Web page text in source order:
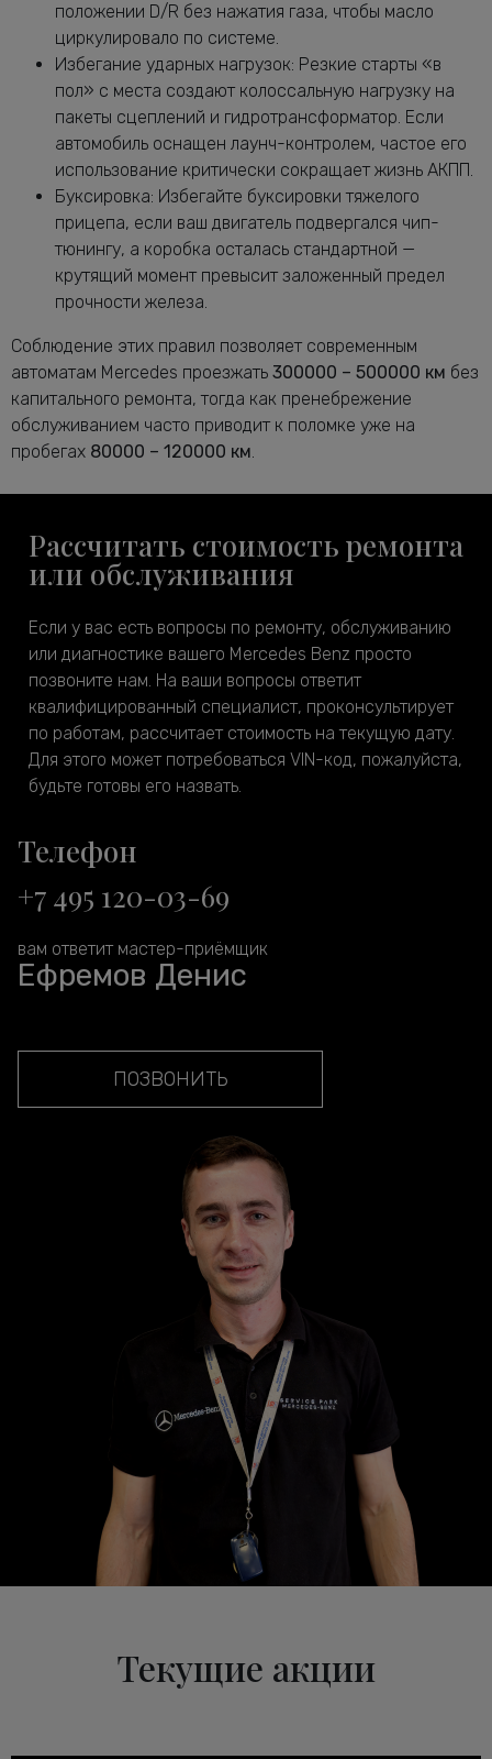
положении D/R без нажатия газа, чтобы масло
циркулировало по системе.
Избегание ударных нагрузок: Резкие старты «в
пол» с места создают колоссальную нагрузку на
пакеты сцеплений и гидротрансформатор. Если
автомобиль оснащен лаунч-контролем, частое его
использование критически сокращает жизнь АКПП.
Буксировка: Избегайте буксировки тяжелого
прицепа, если ваш двигатель подвергался чип-
тюнингу, а коробка осталась стандартной —
крутящий момент превысит заложенный предел
прочности железа.
Соблюдение этих правил позволяет современным
автоматам Mercedes проезжать 300000 – 500000 км без
капитального ремонта, тогда как пренебрежение
обслуживанием часто приводит к поломке уже на
пробегах 80000 – 120000 км.
Рассчитать стоимость ремонта
или обслуживания
Если у вас есть вопросы по ремонту, обслуживанию
или диагностике вашего Mercedes Benz просто
позвоните нам. На ваши вопросы ответит
квалифицированный специалист, проконсультирует
по работам, рассчитает стоимость на текущую дату.
Для этого может потребоваться VIN-код, пожалуйста,
будьте готовы его назвать.
Телефон
+7 495 120-03-69
вам ответит мастер-приёмщик
Ефремов Денис
ПОЗВОНИТЬ
Текущие акции